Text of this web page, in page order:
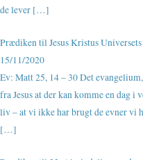
de lever […]
Prædiken til Jesus Kristus
15/11/2020
Ev: Matt 25, 14 – 30 Det
fra Jesus at der kan komme en dag
liv – at vi ikke har brugt de evner vi
[…]